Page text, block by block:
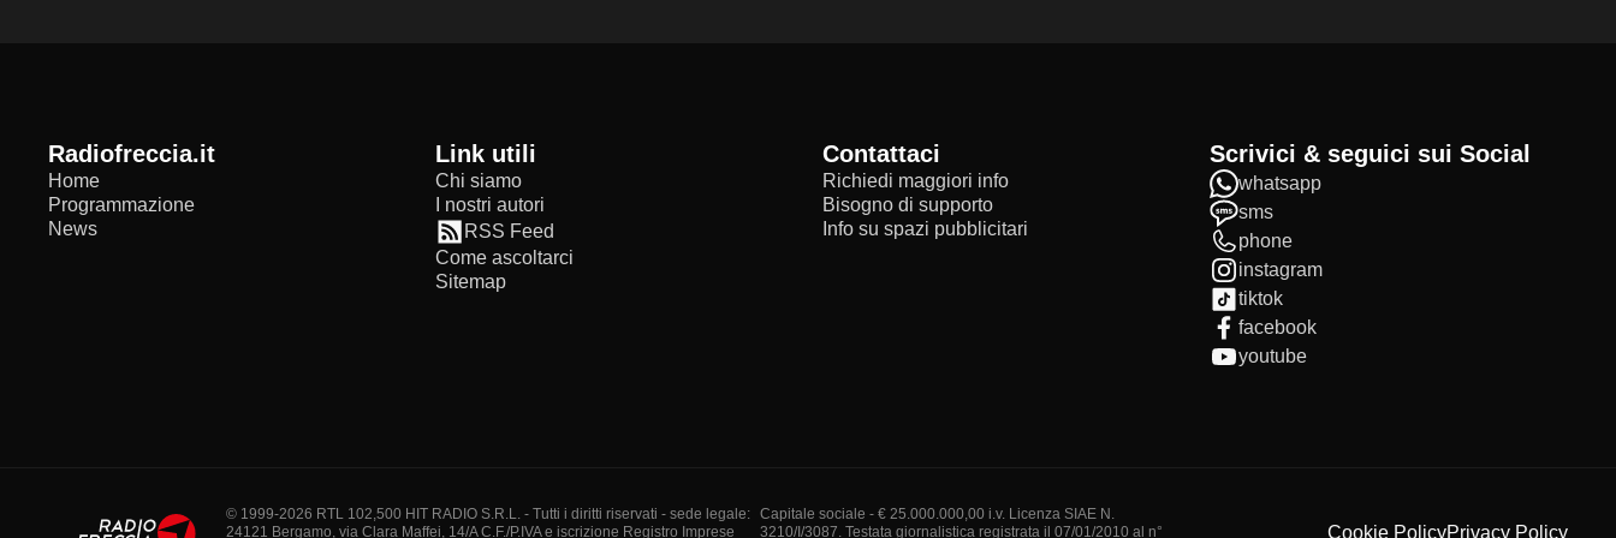
radiofreccia.it
Home
Programmazione
News
Link utili
Chi siamo
I nostri autori
RSS Feed
Come ascoltarci
Sitemap
Contattaci
Richiedi maggiori info
Bisogno di supporto
Info su spazi pubblicitari
Scrivici & seguici sui Social
whatsapp
sms
phone
instagram
tiktok
facebook
youtube
© 1999-2026 RTL 102,500 HIT RADIO S.R.L. - Tutti i diritti riservati - sede legale:
24121 Bergamo, via Clara Maffei, 14/A C.F./P.IVA e iscrizione Registro Imprese
Capitale sociale - € 25.000.000,00 i.v. Licenza SIAE N.
3210/I/3087. Testata giornalistica registrata il 07/01/2010 al n°
Cookie PolicyPrivacy Policy